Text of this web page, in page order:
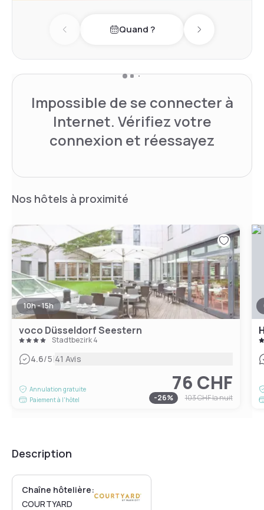
Previous dayQuand ? Next day
Impossible de se connecter à
Internet. Vérifiez votre
connexion et réessayez
Nos hôtels à proximité
10h - 15h
voco Düsseldorf Seestern
Stadtbezirk 4
4.6/5|41 Avis
Annulation gratuite
Paiement à l'hôtel
76 CHF
-26% 103 CHFla nuit
Description
Chaîne hôtelière:
COURTYARD